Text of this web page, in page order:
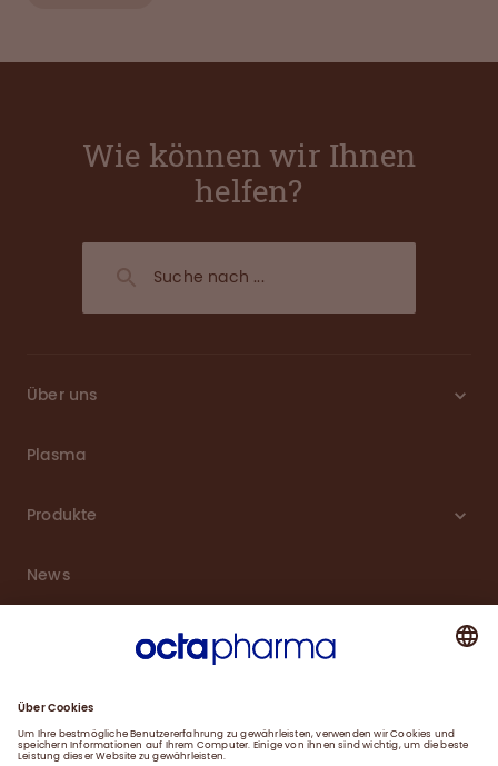
Wie können wir Ihnen
helfen?
Über uns
Plasma
Produkte
News
Downloads